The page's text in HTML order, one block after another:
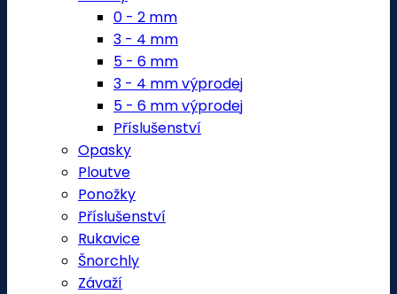
0 - 2 mm
3 - 4 mm
5 - 6 mm
3 - 4 mm výprodej
5 - 6 mm výprodej
Příslušenství
Opasky
Ploutve
Ponožky
Příslušenství
Rukavice
Šnorchly
Závaží